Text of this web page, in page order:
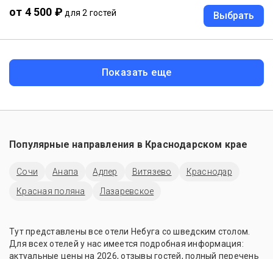
от 4 500 ₽ для 2 гостей Выбрать
Показать еще
Популярные направления в Краснодарском крае
Сочи Анапа Адлер Витязево
Краснодар
Красная поляна
Лазаревское
Тут представлены все отели Небуга со шведским столом.
Для всех отелей у нас имеется подробная информация:
актуальные цены на 2026, отзывы гостей, полный перечень